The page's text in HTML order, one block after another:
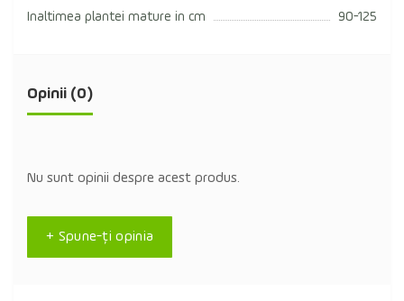
Inaltimea plantei mature in cm 90-125
Opinii (0)
Nu sunt opinii despre acest produs.
+ Spune-ţi opinia